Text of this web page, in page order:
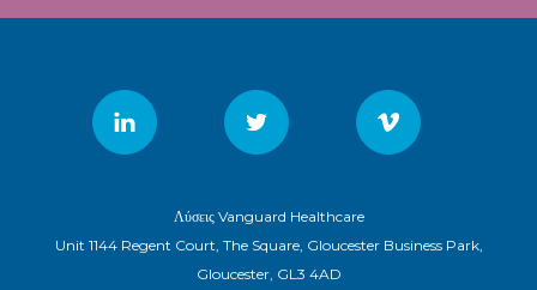
Λύσεις Vanguard Healthcare
Unit 1144 Regent Court, The Square, Gloucester Business Park,
Gloucester, GL3 4AD